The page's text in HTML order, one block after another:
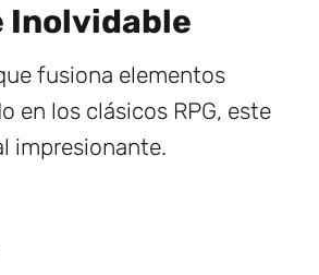
Inolvidable
fusiona elementos
en los clásicos RPG, este
impresionante.